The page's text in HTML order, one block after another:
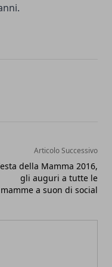
Articolo Successivo
della Mamma 2016,
gli auguri a tutte le
mamme a suon di social